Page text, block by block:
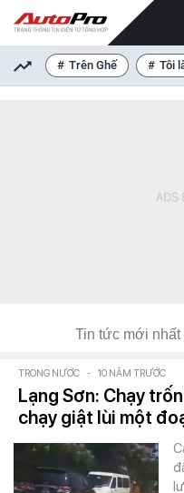
Trên Ghế Tôi
Tin tức mới nhất
TRONG NƯỚC - 10 NĂM TRƯỚC
Lạng Sơn: Chạy
chạy giật lùi một